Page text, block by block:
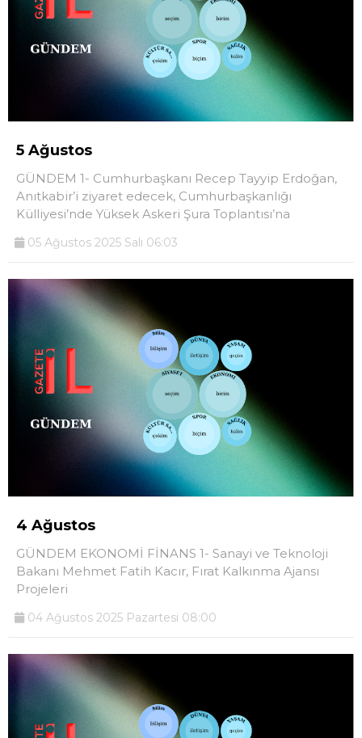
5 Ağustos
GÜNDEM 1- Cumhurbaşkanı Recep Tayyip Erdoğan,
Anıtkabir’i ziyaret edecek, Cumhurbaşkanlığı
Külliyesi’nde Yüksek Askeri Şura Toplantısı’na
05 Ağustos 2025 Salı 06:03
4 Ağustos
GÜNDEM EKONOMİ FİNANS 1- Sanayi ve Teknoloji
Bakanı Mehmet Fatih Kacır, Fırat Kalkınma Ajansı
Projeleri
04 Ağustos 2025 Pazartesi 08:00